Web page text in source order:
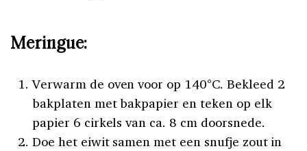
Meringue:
Verwarm de oven voor op 140°C. Bekleed 2
bakplaten met bakpapier en teken op elk
papier 6 cirkels van ca. 8 cm doorsnede.
Doe het eiwit samen met een snufje zout in